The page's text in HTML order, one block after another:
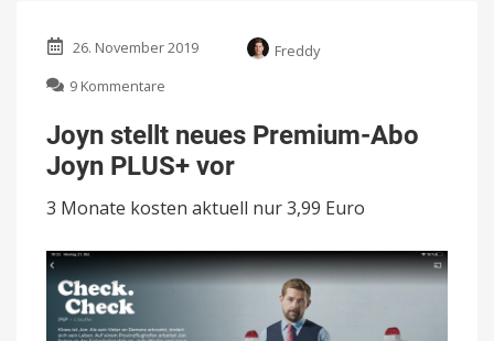
26. November 2019
Freddy
9 Kommentare
stellt
neues
Premium-
Joyn
vor
Joyn stellt neues Premium-Abo
Joyn PLUS+ vor
3 Monate kosten aktuell nur 3,99 Euro